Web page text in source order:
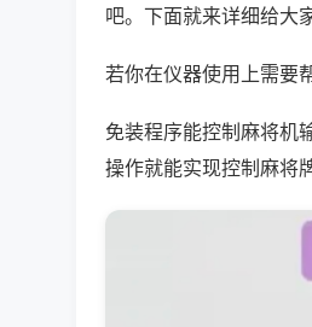
吧。下面就来详细给大
若你在仪器使用上需要
免装程序能控制麻将机
操作就能实现控制麻将